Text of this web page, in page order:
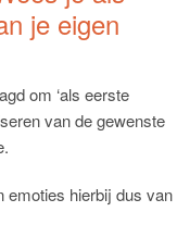
je eigen
om ‘als eerste
van de gewenste
emoties hierbij dus van